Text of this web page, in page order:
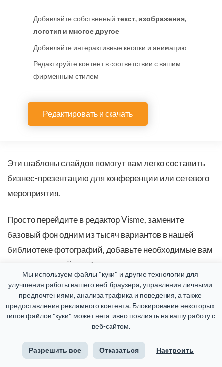
Мы используем файлы "куки" и другие технологии для
улучшения работы вашего веб-браузера, управления личными
предпочтениями, анализа трафика и поведения, а также
предоставления рекламного контента. Блокирование некоторых
типов файлов "куки" может негативно повлиять на вашу работу с
веб-сайтом.
Разрешить все Отказаться Настроить
Добавляйте собственный текст, изображения,
логотип и многое другое
Добавляйте интерактивные кнопки и анимацию
Редактируйте контент в соответствии с вашим
фирменным стилем
Редактировать и скачать
Эти шаблоны слайдов помогут вам легко составить
бизнес-презентацию для конференции или сетевого
мероприятия.
Просто перейдите в редактор Visme, замените
базовый фон одним из тысяч вариантов в нашей
библиотеке фотографий, добавьте необходимые вам
данные, передайте собственное
и готово! Можете скачать!
11. Шаблон презентации отраслевых
тенденций